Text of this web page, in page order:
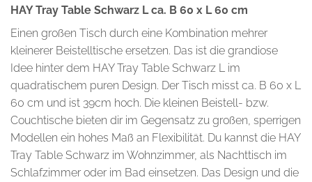
HAY Tray Table Schwarz L ca. B 60 x L 60 cm
Einen großen Tisch durch eine Kombination mehrer
kleinerer Beistelltische ersetzen. Das ist die grandiose
Idee hinter dem HAY Tray Table Schwarz L im
quadratischem puren Design. Der Tisch misst ca. B 60 x L
60 cm und ist 39cm hoch. Die kleinen Beistell- bzw.
Couchtische bieten dir im Gegensatz zu großen, sperrigen
Modellen ein hohes Maß an Flexibilität. Du kannst die HAY
Tray Table Schwarz im Wohnzimmer, als Nachttisch im
Schlafzimmer oder im Bad einsetzen. Das Design und die